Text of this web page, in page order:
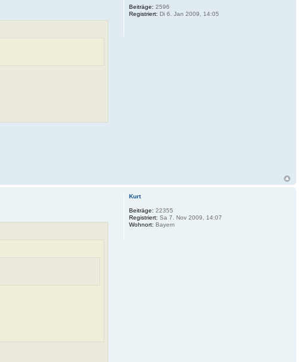
Beiträge: 2596
Registriert: Di 6. Jan 2009, 14:05
Kurt
Beiträge: 22355
Registriert: Sa 7. Nov 2009, 14:07
Wohnort: Bayern